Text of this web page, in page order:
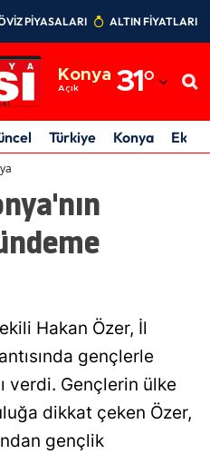
PİYASALARI ALTIN FİYATLARI
Konya
Açık 31°
Adıyaman
Afyonkarahisar
Amasya
Ankara
Artvin
Aydın
Balıkesir
Bilecik
Türkiye Konya
Hakan Özer, İl
gençlerle
verdi. Gençlerin ülke
dikkat çeken Özer,
gençlik